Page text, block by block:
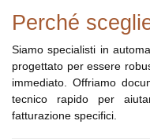
Perché
Siamo specialisti in
progettato per essere
immediato. Offriamo
tecnico rapido per
fatturazione specifici.